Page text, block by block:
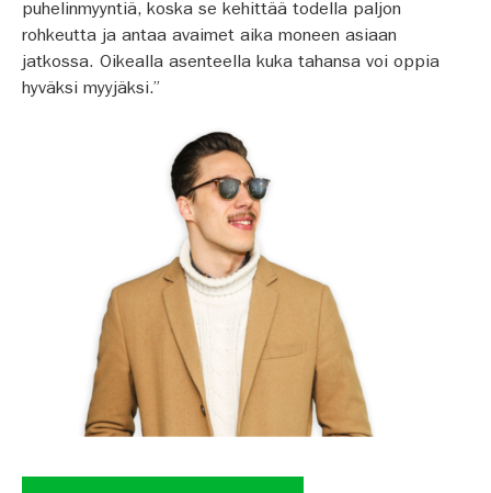
puhelinmyyntiä, koska se kehittää todella paljon
rohkeutta ja antaa avaimet aika moneen asiaan
jatkossa. Oikealla asenteella kuka tahansa voi oppia
hyväksi myyjäksi.”